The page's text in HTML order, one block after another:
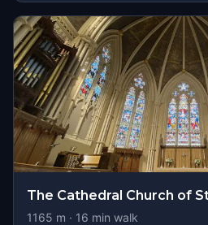
The Cathedral Church of
1165 m · 16 min walk